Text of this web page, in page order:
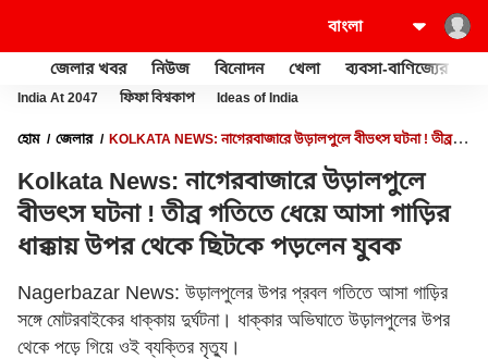
জেলার খবর নিউজ বিনোদন খেলা ব্যবসা-বাণিজ্যের
India At 2047 ফিফা বিশ্বকাপ Ideas of India
হোম জেলার
KOLKATA NEWS: নাগেরবাজারে উড়ালপুলে বীভৎস ঘটনা ! তীব্র
Kolkata News: নাগেরবাজারে উড়ালপুলে
বীভৎস ঘটনা ! তীব্র গতিতে ধেয়ে আসা গাড়ির
ধাক্কায় উপর থেকে ছিটকে পড়লেন যুবক
Nagerbazar News: উড়ালপুলের উপর প্রবল গতিতে আসা গাড়ির
সঙ্গে মোটরবাইকের ধাক্কায় দুর্ঘটনা। ধাক্কার অভিঘাতে উড়ালপুলের উপর
থেকে পড়ে গিয়ে ওই ব্যক্তির মৃত্যু।